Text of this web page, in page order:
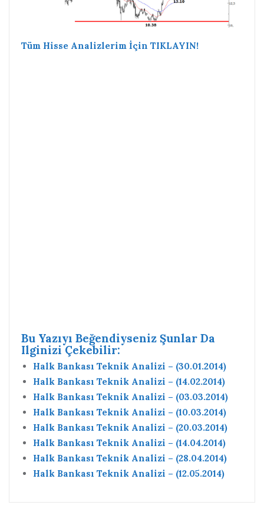
Tüm Hisse Analizlerim İçin TIKLAYIN!
Bu Yazıyı Beğendiyseniz Şunlar Da
Ilginizi Çekebilir:
Halk Bankası Teknik Analizi – (30.01.2014)
Halk Bankası Teknik Analizi – (14.02.2014)
Halk Bankası Teknik Analizi – (03.03.2014)
Halk Bankası Teknik Analizi – (10.03.2014)
Halk Bankası Teknik Analizi – (20.03.2014)
Halk Bankası Teknik Analizi – (14.04.2014)
Halk Bankası Teknik Analizi – (28.04.2014)
Halk Bankası Teknik Analizi – (12.05.2014)